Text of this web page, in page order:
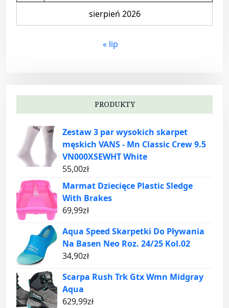
sierpień 2026
« lip
PRODUKTY
Zestaw 3 par wysokich skarpet
męskich VANS - Mn Classic Crew 9.5
VN000XSEWHT White
55,00zł
Marmat Dziecięce Plastic Sledge
With Brakes
69,99zł
Aqua Speed Skarpetki Do Pływania
Na Basen Neo Roz. 24/25 Kol.02
34,90zł
Scarpa Rush Trk Gtx Wmn Midgray
Aqua
629,99zł